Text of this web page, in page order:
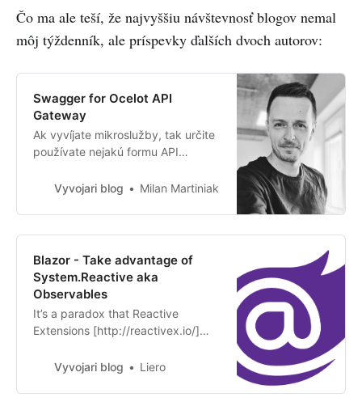
Čo ma ale teší, že najvyššiu návštevnosť blogov nemal
môj týždenník, ale príspevky ďalších dvoch autorov:
Swagger for Ocelot API
Gateway
Ak vyvíjate mikroslužby, tak určite
používate nejakú formu API
.NET Core, tak to bude s veľkou
Vyvojari blog Milan Martiniak
Blazor - Take advantage of
System.Reactive aka
Observables
It’s a paradox that Reactive
Extensions [http://reactivex.io/]
.NET[https://docs.microsoft.com/e
versions/dotnet/reactive-
Vyvojari blog Liero